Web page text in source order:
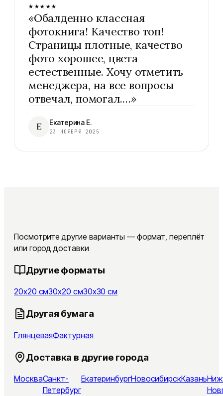
★★★★★
«Обалденно классная
фотокнига! Качество топ!
Страницы плотные, качество
фото хорошее, цвета
естественные. Хочу отметить
менеджера, на все вопросы
отвечал, помогал.…»
Е Екатерина Е.
23 НОЯБРЯ 2025
Посмотрите другие варианты — формат, переплёт
или город доставки
Другие форматы
20x20 см30x20 см30x30 см
Другая бумага
ГлянцеваяФактурная
Доставка в другие города
МоскваСанкт-
Петербург
ЕкатеринбургНовосибирскКазань